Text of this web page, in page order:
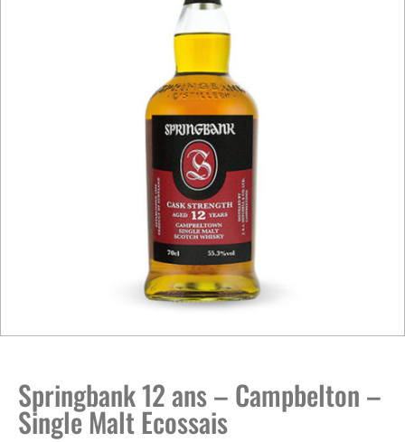
Springbank 12 ans – Campbelton –
Single Malt Ecossais